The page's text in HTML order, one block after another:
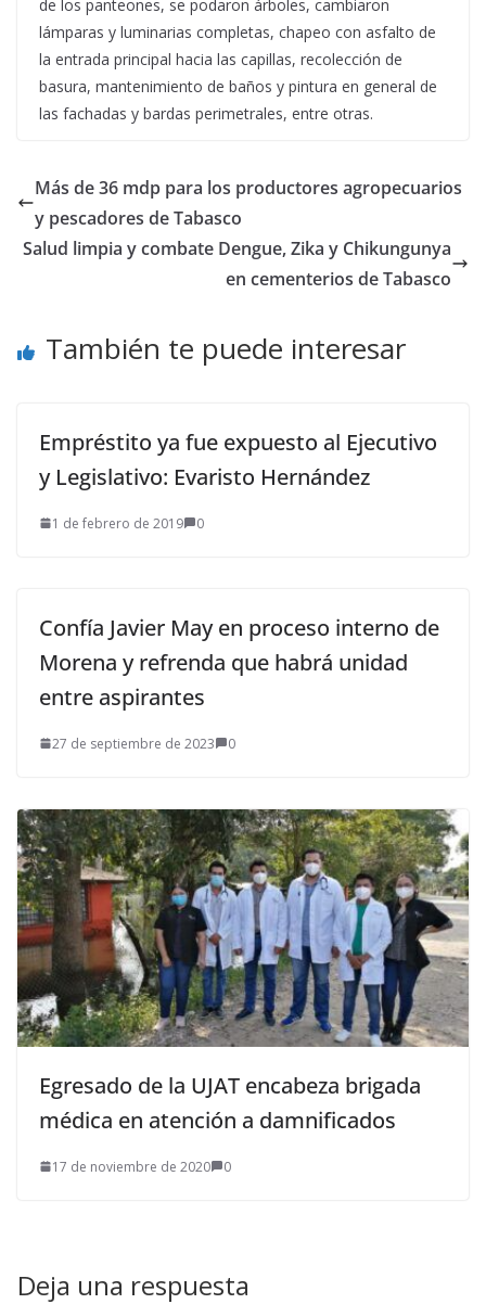
de los panteones, se podaron árboles, cambiaron
lámparas y luminarias completas, chapeo con asfalto de
la entrada principal hacia las capillas, recolección de
basura, mantenimiento de baños y pintura en general de
las fachadas y bardas perimetrales, entre otras.
Más de 36 mdp para los productores agropecuarios
y pescadores de Tabasco
Salud limpia y combate Dengue, Zika y Chikungunya
en cementerios de Tabasco
También te puede interesar
Empréstito ya fue expuesto al Ejecutivo
y Legislativo: Evaristo Hernández
1 de febrero de 2019 0
Confía Javier May en proceso interno de
Morena y refrenda que habrá unidad
entre aspirantes
27 de septiembre de 2023 0
Egresado de la UJAT encabeza brigada
médica en atención a damnificados
17 de noviembre de 2020 0
Deja una respuesta